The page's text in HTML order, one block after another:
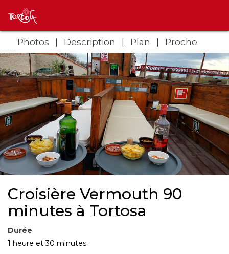
Photos Description Plan Proche
Croisière Vermouth 90
minutes à Tortosa
Durée
1 heure et 30 minutes